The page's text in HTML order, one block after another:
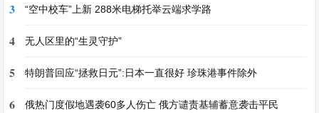
3 “空中校车”上新 288米电梯托举云端求学路
4 无人区里的“生灵守护”
5 特朗普回应“拯救日元”:日本一直很好 珍珠港事件除外
6 俄热门度假地遇袭60多人伤亡 俄方谴责基辅蓄意袭击平民